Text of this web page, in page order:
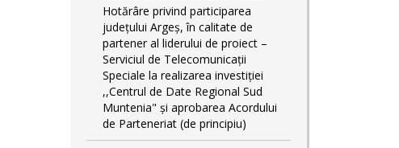
Hotărâre privind participarea
județului Argeș, în calitate de
partener al liderului de proiect –
Serviciul de Telecomunicații
Speciale la realizarea investiției
,,Centrul de Date Regional Sud
Muntenia" și aprobarea Acordului
de Parteneriat (de principiu)